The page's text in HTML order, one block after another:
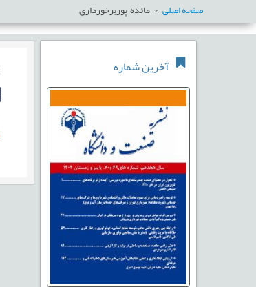
صفحه اصلی مائده پوربرخورداری
آخرین شماره